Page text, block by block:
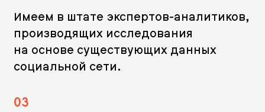
Имеем в штате экспертов-аналитиков,
производящих исследования
на основе существующих данных
социальной сети.
03